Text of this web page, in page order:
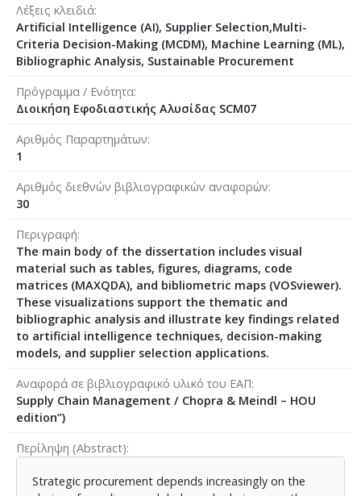
Λέξεις κλειδιά
Artificial Intelligence (AI), Supplier Selection,Multi-
Criteria Decision-Making (MCDM), Machine Learning (ML),
Bibliographic Analysis, Sustainable Procurement
Πρόγραμμα / Ενότητα
Διοικήση Εφοδιαστικής Αλυσίδας SCM07
Αριθμός Παραρτημάτων
1
Αριθμός διεθνών βιβλιογραφικών αναφορών
30
Περιγραφή
The main body of the dissertation includes visual
material such as tables, figures, diagrams, code
matrices (MAXQDA), and bibliometric maps (VOSviewer).
These visualizations support the thematic and
bibliographic analysis and illustrate key findings related
to artificial intelligence techniques, decision-making
models, and supplier selection applications.
Αναφορά σε βιβλιογραφικό υλικό του ΕΑΠ
Supply Chain Management / Chopra & Meindl – HOU
edition”)
Περίληψη (Abstract)
Strategic procurement depends increasingly on the